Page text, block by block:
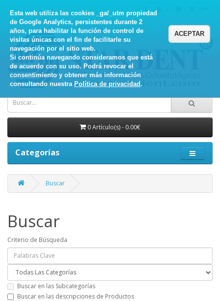
Esta web utiliza las cookies _ga/_utm propiedad
de Google Analytics, persistentes durante 2
años, para habilitar la función de control de
visitas únicas con el fin de facilitarle su
navegación por el sitio web.
Si continúa navegando consideramos que está
de acuerdo con su uso. Podrá revocar el
consentimiento y obtener más información
consultando nuestra Política de privacidad.
ACEPTAR
0 Artículo(s) - 0.00€
Categorías
Buscar
Buscar
Criterio de Búsqueda
Buscar en las Subcategorías
Buscar en las descripciones de Productos